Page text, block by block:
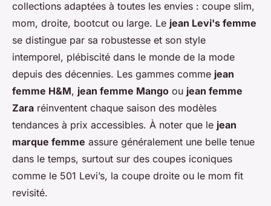
collections adaptées à toutes les envies : coupe slim,
mom, droite, bootcut ou large. Le jean Levi's femme
se distingue par sa robustesse et son style
intemporel, plébiscité dans le monde de la mode
depuis des décennies. Les gammes comme jean
femme H&M, jean femme Mango ou jean femme
Zara réinventent chaque saison des modèles
tendances à prix accessibles. À noter que le jean
marque femme assure généralement une belle tenue
dans le temps, surtout sur des coupes iconiques
comme le 501 Levi’s, la coupe droite ou le mom fit
revisité.